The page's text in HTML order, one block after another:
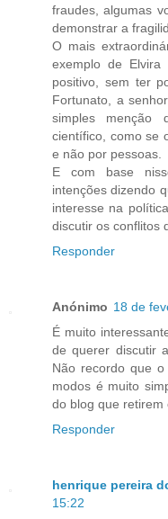
fraudes, algumas
demonstrar a
O mais
exemplo de Elvira
positivo, sem ter
Fortunato, a
simples menção
científico, como se
e não por pessoas.
E com base
intenções dizendo
interesse na
discutir os conflitos
Responder
Anónimo 18 de
É muito
de querer discutir
Não recordo que
modos é muito
do blog que retirem
Responder
henrique pereira
15:22